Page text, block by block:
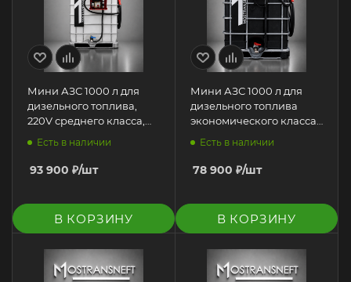
Мини АЗС 1000 л для
дизельного топлива,
220V среднего класса,
Есть в наличии
93 900 ₽/шт
В КОРЗИНУ
Мини АЗС 1000 л для
дизельного топлива
экономического класса
Есть в наличии
78 900 ₽/шт
В КОРЗИНУ